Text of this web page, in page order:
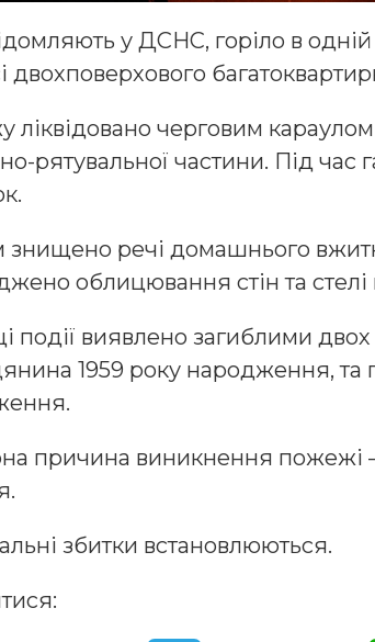
у ДСНС, горіло в
двохповерхового
ліквідовано черговим
рятувальної частини. Під час
знищено речі домашнього
облицювання стін та стелі
події виявлено загиблими
1959 року народження, та
причина виникнення пожежі
збитки встановлюються.